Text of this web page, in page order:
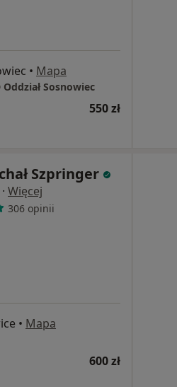
• Mapa
Sosnowiec
550 zł
Szpringer
· Więcej
306 opinii
• Mapa
600 zł